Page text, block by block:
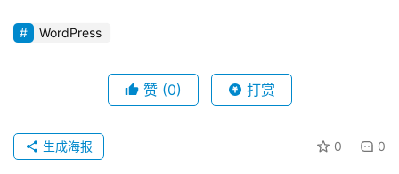
谈
快
讯
WordPress
赞 (0) 打赏
0 0
生成海报